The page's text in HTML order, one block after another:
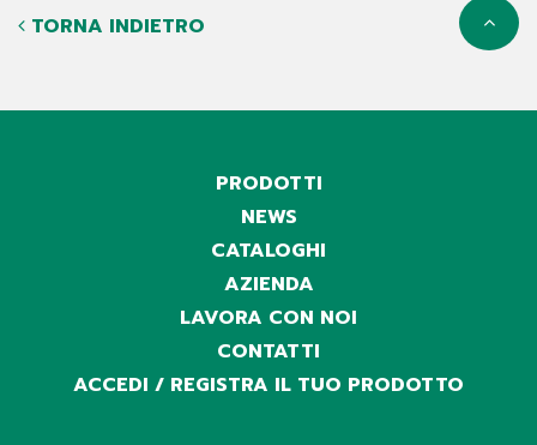
TORNA INDIETRO
PRODOTTI
NEWS
CATALOGHI
AZIENDA
LAVORA CON NOI
CONTATTI
ACCEDI / REGISTRA IL TUO PRODOTTO